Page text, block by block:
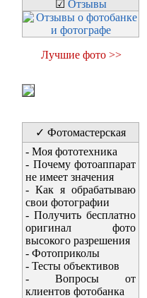
☑ Отзывы
Лучшие фото >>
✓ Фотомастерская
- Моя фототехника
- Почему фотоаппарат
не имеет значения
- Как я обрабатываю
свои фотографии
- Получить бесплатно
оригинал фото
высокого разрешения
- Фотоприколы
- Тесты объективов
- Вопросы от
клиентов фотобанка